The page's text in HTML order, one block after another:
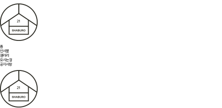
홈
인사말
갤러리
오시는길
공지사항